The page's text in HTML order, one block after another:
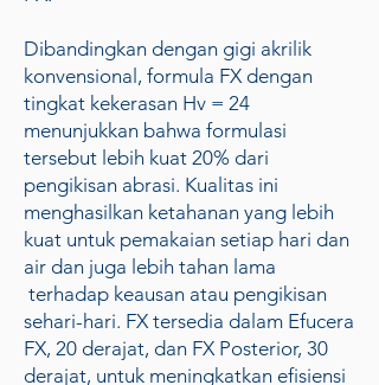
Dibandingkan dengan gigi akrilik
konvensional, formula FX dengan
tingkat kekerasan Hv = 24
menunjukkan bahwa formulasi
tersebut lebih kuat 20% dari
pengikisan abrasi. Kualitas ini
menghasilkan ketahanan yang lebih
kuat untuk pemakaian setiap hari dan
air dan juga lebih tahan lama
terhadap keausan atau pengikisan
sehari-hari. FX tersedia dalam Efucera
FX, 20 derajat, dan FX Posterior, 30
derajat, untuk meningkatkan efisiensi